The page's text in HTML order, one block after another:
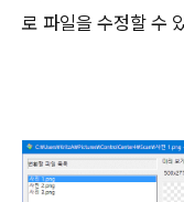
로 파일을 수정할 수